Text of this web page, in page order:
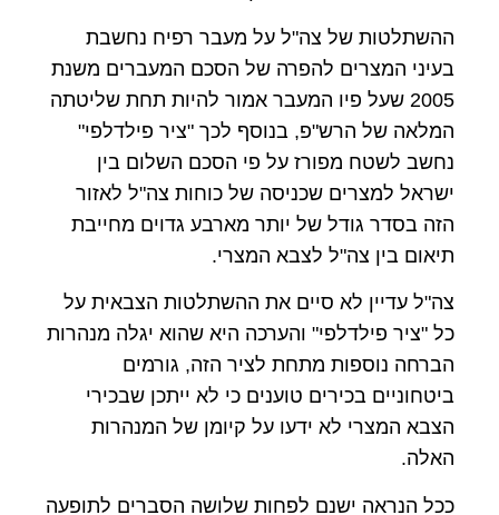
ההשתלטות של צה"ל על מעבר רפיח נחשבת
בעיני המצרים להפרה של הסכם המעברים משנת
2005 שעל פיו המעבר אמור להיות תחת שליטתה
המלאה של הרש"פ, בנוסף לכך "ציר פילדלפי"
נחשב לשטח מפורז על פי הסכם השלום בין
ישראל למצרים שכניסה של כוחות צה"ל לאזור
הזה בסדר גודל של יותר מארבע גדוים מחייבת
תיאום בין צה"ל לצבא המצרי.
צה"ל עדיין לא סיים את ההשתלטות הצבאית על
כל "ציר פילדלפי" והערכה היא שהוא יגלה מנהרות
הברחה נוספות מתחת לציר הזה, גורמים
ביטחוניים בכירים טוענים כי לא ייתכן שבכירי
הצבא המצרי לא ידעו על קיומן של המנהרות
האלה.
ככל הנראה ישנם לפחות שלושה הסברים לתופעה